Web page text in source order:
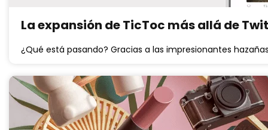
La expansión de TicToc más allá de
¿Qué está pasando? Gracias a las impresionantes